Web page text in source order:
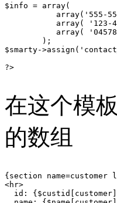
$info = array(
array('555-
array( '123-
array(
        );
$smarty-
?>
在这个模
的数组
{section name=customer
<hr>
id: